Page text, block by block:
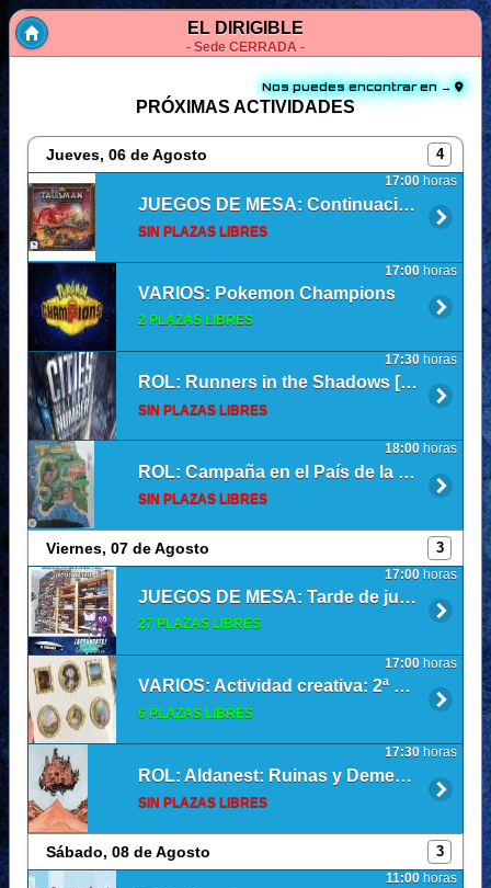
EL DIRIGIBLE
- Sede CERRADA -
Nos puedes encontrar en →
PRÓXIMAS ACTIVIDADES
Jueves, 06 de Agosto 4
JUEGOS DE MESA: Continuación de talismán
SIN PLAZAS LIBRES
17:00 horas
VARIOS: Pokemon Champions
2 PLAZAS LIBRES
17:00 horas
ROL: Runners in the Shadows [Sesión 1]
SIN PLAZAS LIBRES
17:30 horas
ROL: Campaña en el País de la Mancha. Acto 1: La Taberna al Borde del Vacío. Sesión 0
SIN PLAZAS LIBRES
18:00 horas
Viernes, 07 de Agosto 3
JUEGOS DE MESA: Tarde de juegos de mesa
27 PLAZAS LIBRES
17:00 horas
VARIOS: Actividad creativa: 2ª Edición - Pegatinas de cuadros 3d
6 PLAZAS LIBRES
17:00 horas
ROL: Aldanest: Ruinas y Dementes
SIN PLAZAS LIBRES
17:30 horas
Sábado, 08 de Agosto 3
11:00 horas